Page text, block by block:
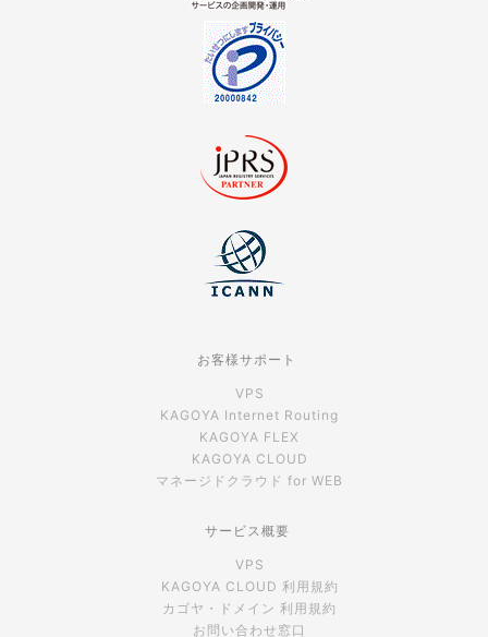
お客様サポート
VPS
KAGOYA Internet Routing
KAGOYA FLEX
KAGOYA CLOUD
マネージドクラウド for WEB
サービス概要
VPS
KAGOYA CLOUD 利用規約
カゴヤ・ドメイン 利用規約
お問い合わせ窓口